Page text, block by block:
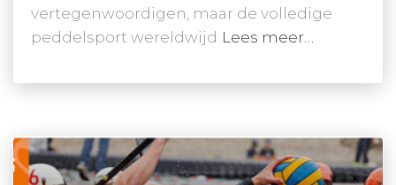
vertegenwoordigen, maar de volledige
peddelsport wereldwijd Lees meer…